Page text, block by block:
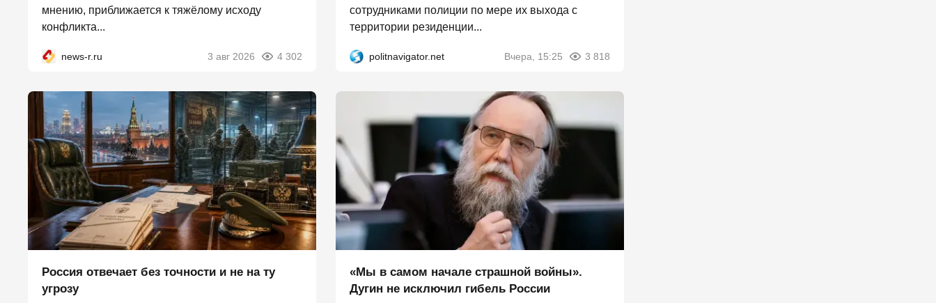
мнению, приближается к тяжёлому исходу
конфликта...
news-r.ru 3 авг 2026 4 302
сотрудниками полиции по мере их выхода с
территории резиденции...
politnavigator.net Вчера, 15:25 3 818
Россия отвечает без точности и не на ту
угрозу
«Мы в самом начале страшной войны».
Дугин не исключил гибель России